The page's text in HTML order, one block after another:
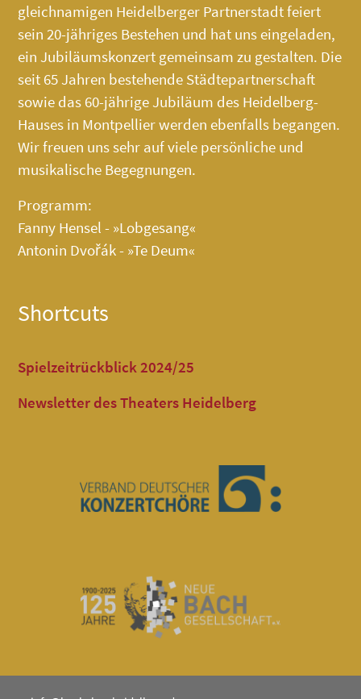
gleichnamigen Heidelberger Partnerstadt feiert
sein 20-jähriges Bestehen und hat uns eingeladen,
ein Jubiläumskonzert gemeinsam zu gestalten. Die
seit 65 Jahren bestehende Städtepartnerschaft
sowie das 60-jährige Jubiläum des Heidelberg-
Hauses in Montpellier werden ebenfalls begangen.
Wir freuen uns sehr auf viele persönliche und
musikalische Begegnungen.
Programm:
Fanny Hensel - »Lobgesang«
Antonin Dvořák - »Te Deum«
Shortcuts
Spielzeitrückblick 2024/25
Newsletter des Theaters Heidelberg